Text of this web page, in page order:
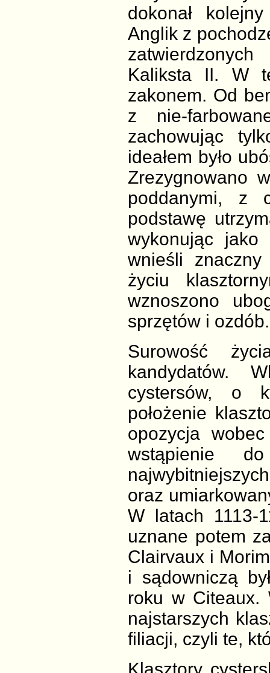
dokonał
Anglik z
Kaliksta II. W
zakonem. Od
z nie-
zachowując
ideałem było
Zrezygnowano
poddanymi, z
podstawę
wykonując jako
wnieśli znaczny
życiu
wznoszono
sprzętów i ozdób.
Surowość
kandydatów.
cystersów, o
położenie
opozycja
wstąpienie
oraz
W latach 1113-
uznane potem
Clairvaux i
i sądowniczą
roku w Citeaux.
najstarszych
filiacji, czyli te,